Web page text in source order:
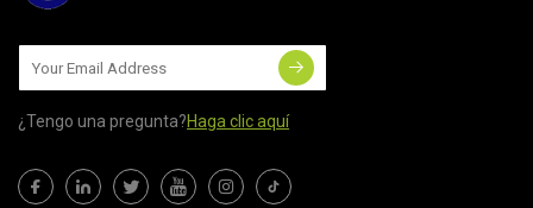
¿Tengo una pregunta?Haga clic aquí